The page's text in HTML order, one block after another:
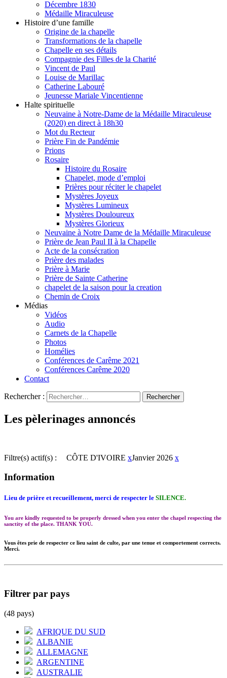
Décembre 1830
Médaille Miraculeuse
Histoire d’une famille
Origine de la chapelle
Transformations de la chapelle
Chapelle en ses détails
Compagnie des Filles de la Charité
Vincent de Paul
Louise de Marillac
Catherine Labouré
Jeunesse Mariale Vincentienne
Halte spirituelle
Neuvaine à Notre-Dame de la Médaille Miraculeuse
(2020) en direct à 18h30
Mot du Recteur
Prière Fin de Pandémie
Prions
Rosaire
Histoire du Rosaire
Chapelet, mode d’emploi
Prières pour réciter le chapelet
Mystères Joyeux
Mystères Lumineux
Mystères Douloureux
Mystères Glorieux
Neuvaine à Notre Dame de la Médaille Miraculeuse
Prière de Jean Paul II à la Chapelle
Acte de la consécration
Prière des malades
Prière à Marie
Prière de Sainte Catherine
chapelet de la saison pour la creation
Chemin de Croix
Médias
Vidéos
Audio
Carnets de la Chapelle
Photos
Homélies
Conférences de Carême 2021
Conférences Carême 2020
Contact
Rechercher :
Les pèlerinages annoncés
Filtre(s) actif(s) : CÔTE D'IVOIRE xJanvier 2026 x
Information
Lieu de prière et recueillement, merci de respecter le SILENCE.
You are kindly requested to be properly dressed when you enter the chapel respecting the
sanctity of the place. THANK YOU.
Vous êtes prie de respecter ce lieu saint de culte, par une tenue et comportement corrects.
Merci.
Filtrer par pays
(48 pays)
AFRIQUE DU SUD
ALBANIE
ALLEMAGNE
ARGENTINE
AUSTRALIE